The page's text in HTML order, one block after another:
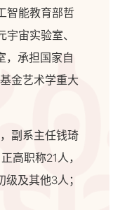
智能教育部哲
宙实验室、
，承担国家自
金艺术学重大
副系主任钱琦
高职称21人，
及其他3人；